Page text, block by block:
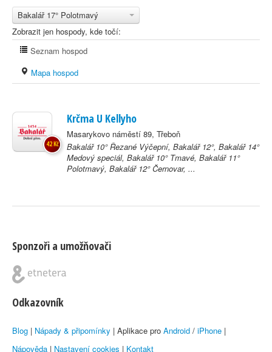
Bakalář 17° Polotmavý
Zobrazit jen hospody, kde točí:
Seznam hospod
Mapa hospod
Krčma U Kellyho
Masarykovo náměstí 89, Třeboň
Bakalář 10° Řezané Výčepní, Bakalář 12°, Bakalář 14°
Medový speciál, Bakalář 10° Tmavé, Bakalář 11°
Polotmavý, Bakalář 12° Černovar, ...
42 Kč
Sponzoři a umožňovači
Odkazovník
Blog | Nápady & připomínky | Aplikace pro Android / iPhone |
Nápověda | Nastavení cookies | Kontakt